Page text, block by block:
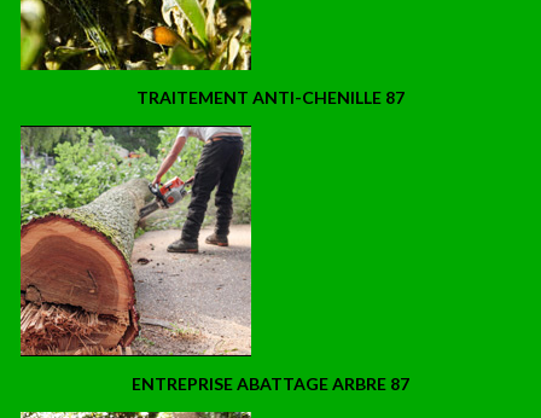
TRAITEMENT ANTI-CHENILLE 87
ENTREPRISE ABATTAGE ARBRE 87